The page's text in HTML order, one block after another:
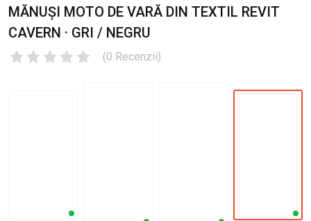
MĂNUȘI MOTO DE VARĂ DIN TEXTIL REVIT
CAVERN · GRI / NEGRU
(0 Recenzii)